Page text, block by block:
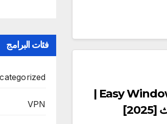
تحميل Easy Window Invert 1.0.0.9 |
فئات البرامج
VPN